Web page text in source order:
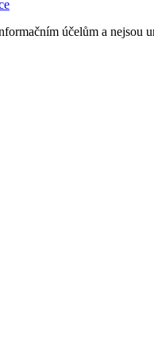
účelům a nejsou